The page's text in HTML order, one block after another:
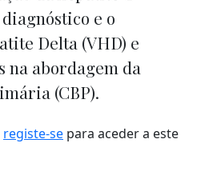
e o
Delta (VHD) e
na abordagem da
(CBP).
registe-se para aceder a este